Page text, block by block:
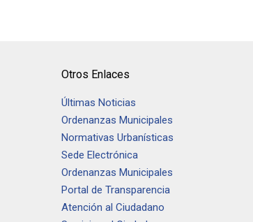
Otros Enlaces
Últimas Noticias
Ordenanzas Municipales
Normativas Urbanísticas
Sede Electrónica
Ordenanzas Municipales
Portal de Transparencia
Atención al Ciudadano